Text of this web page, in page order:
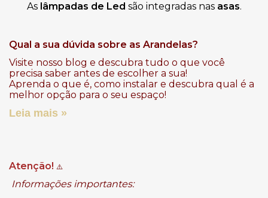
Aslâmpadas de Led são integradas nasasas.
Qual a sua dúvida sobre as Arandelas?
Visite nosso blog e descubra tudo o que você
precisa saber antes de escolher a sua!
Aprenda o que é, como instalar e descubra qual é a
melhor opção para o seu espaço!
Leia mais »
Atenção! ⚠️
Informações importantes: